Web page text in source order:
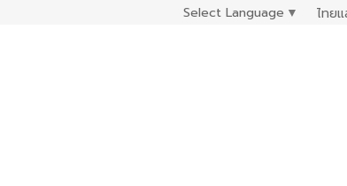
Select Language ▼ ไทย